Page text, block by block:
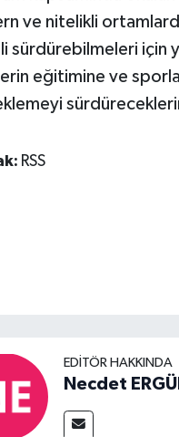
ve nitelikli
sürdürebilmeleri için
eğitimine ve
RSS
EDITÖR HAKKINDA
Necdet